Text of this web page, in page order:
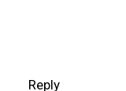
Reply